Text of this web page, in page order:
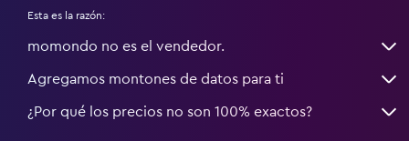
Esta es la razón:
momondo no es el vendedor.
Agregamos montones de datos para ti
¿Por qué los precios no son 100% exactos?